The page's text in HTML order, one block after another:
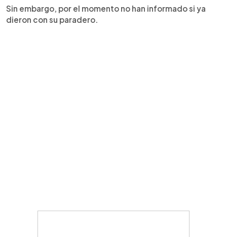
Sin embargo, por el momento no han informado si ya
dieron con su paradero.